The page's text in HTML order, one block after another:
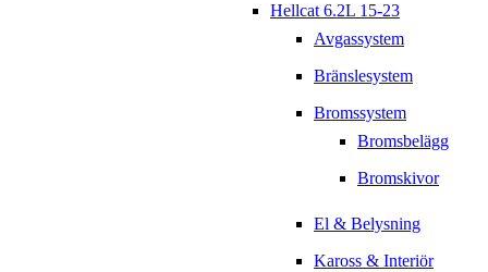
Hellcat 6.2L 15-23
Avgassystem
Bränslesystem
Bromssystem
Bromsbelägg
Bromskivor
El & Belysning
Kaross & Interiör